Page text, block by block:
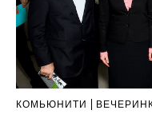
КОМЬЮНИТИ